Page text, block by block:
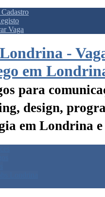
Vaga
para
design,
em Londrina